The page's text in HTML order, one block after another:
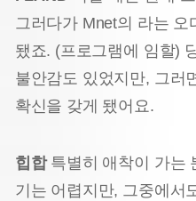
그러다가 Mnet의 라는
됐죠. (프로그램에 임할)
불안감도 있었지만, 그러
확신을 갖게 됐어요.
힙합 특별히 애착이 가는
기는 어렵지만, 그중에서